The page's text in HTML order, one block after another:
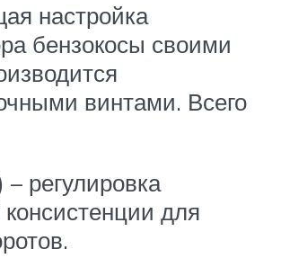
настройка
бензокосы своими
винтами. Всего
регулировка
для